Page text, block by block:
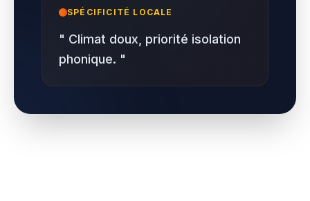
SPÉCIFICITÉ LOCALE
" Climat doux, priorité isolation
phonique. "